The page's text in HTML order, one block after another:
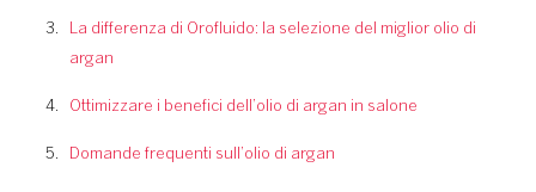
La differenza di Orofluido: la selezione del miglior olio di
argan
Ottimizzare i benefici dell’olio di argan in salone
Domande frequenti sull’olio di argan